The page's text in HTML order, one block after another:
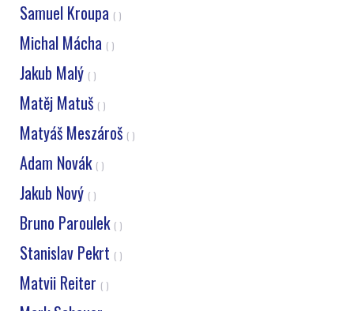
Samuel Kroupa ( )
Michal Mácha ( )
Jakub Malý ( )
Matěj Matuš ( )
Matyáš Meszároš ( )
Adam Novák ( )
Jakub Nový ( )
Bruno Paroulek ( )
Stanislav Pekrt ( )
Matvii Reiter ( )